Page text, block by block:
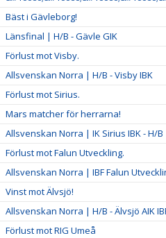
Bäst i Gävleborg!
Länsfinal | H/B - Gävle GIK
Förlust mot Visby.
Allsvenskan Norra | H/B - Visby IBK
Förlust mot Sirius.
Mars matcher för herrarna!
Allsvenskan Norra | IK Sirius IBK - H/B
Förlust mot Falun Utveckling.
Allsvenskan Norra | IBF Falun
Vinst mot Älvsjö!
Allsvenskan Norra | H/B - Älvsjö AIK
Förlust mot RIG Umeå